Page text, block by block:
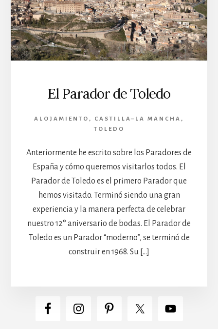
El Parador de Toledo
ALOJAMIENTO , CASTILLA–LA MANCHA ,
TOLEDO
Anteriormente he escrito sobre los Paradores de
España y cómo queremos visitarlos todos. El
Parador de Toledo es el primero Parador que
hemos visitado. Terminó siendo una gran
experiencia y la manera perfecta de celebrar
nuestro 12° aniversario de bodas. El Parador de
Toledo es un Parador “moderno”, se terminó de
construir en 1968. Su […]